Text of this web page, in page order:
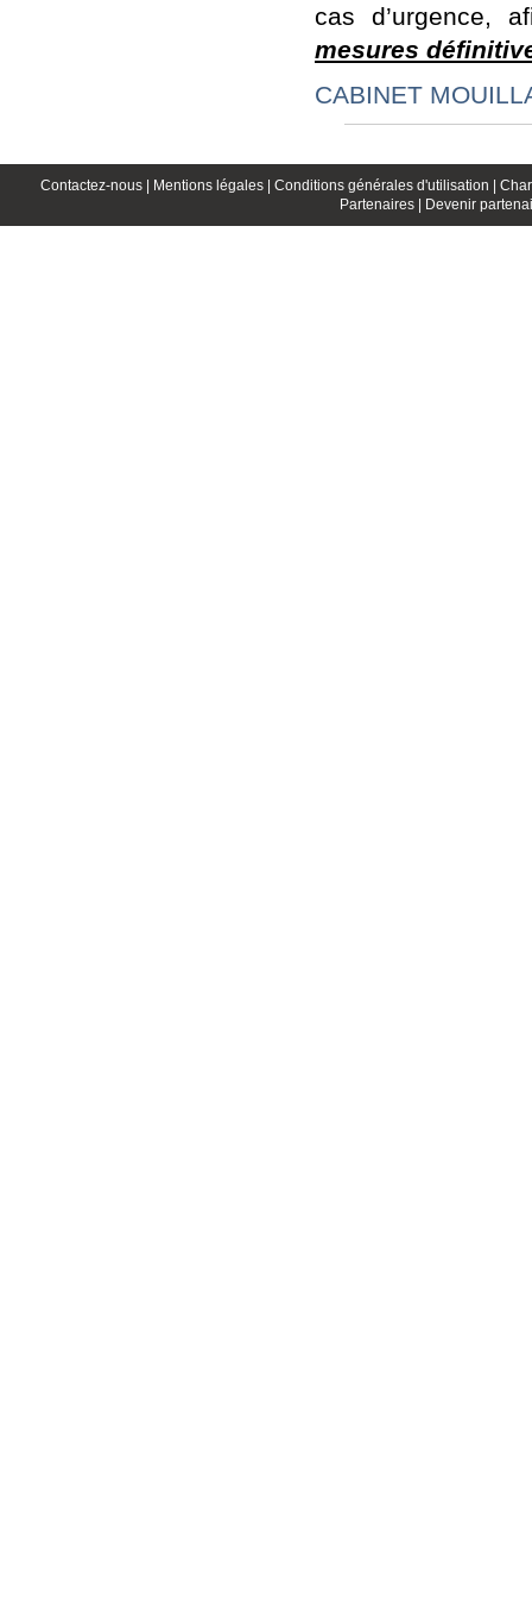
cas d’urgence,
mesures
CABINET
Contactez-nous | Mentions légales | Conditions générales d'utilisation |
Partenaires | Devenir